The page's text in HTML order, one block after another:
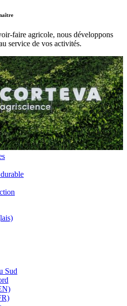
faire agricole, nous développons
service de vos activités.
Sud